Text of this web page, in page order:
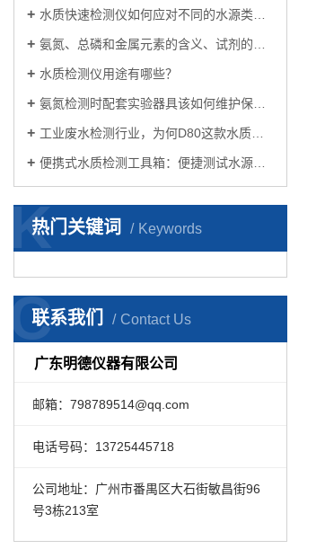
水质快速检测仪如何应对不同的水源类型？
氨氮、总磷和金属元素的含义、试剂的制备和使用方法以及应用领域
水质检测仪用途有哪些？
氨氮检测时配套实验器具该如何维护保养你了解吗？
工业废水检测行业，为何D80这款水质测定仪值得选择？
便携式水质检测工具箱：便捷测试水源质量？
热门关键词 Keywords
K
联系我们 Contact Us
C
广东明德仪器有限公司
邮箱：798789514@qq.com
电话号码：13725445718
公司地址：广州市番禺区大石街敏昌街96
号3栋213室